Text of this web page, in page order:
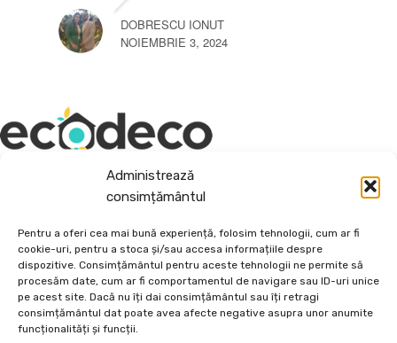
Administrează
consimțământul
Pentru a oferi cea mai bună experiență, folosim tehnologii, cum ar fi
cookie-uri, pentru a stoca și/sau accesa informațiile despre
dispozitive. Consimțământul pentru aceste tehnologii ne permite să
procesăm date, cum ar fi comportamentul de navigare sau ID-uri unice
pe acest site. Dacă nu îți dai consimțământul sau îți retragi
consimțământul dat poate avea afecte negative asupra unor anumite
funcționalități și funcții.
DOBRESCU IONUT
NOIEMBRIE 3, 2024
Depozit En-Gross și En-Detail
Piatră Decorativă și Plante Ornamentale
Preturi accesibile, calitate si diversitate.
DE 70, vis-a-vis de Termo Ișalnița, Craiova, Dolj, Romania
+40760973126